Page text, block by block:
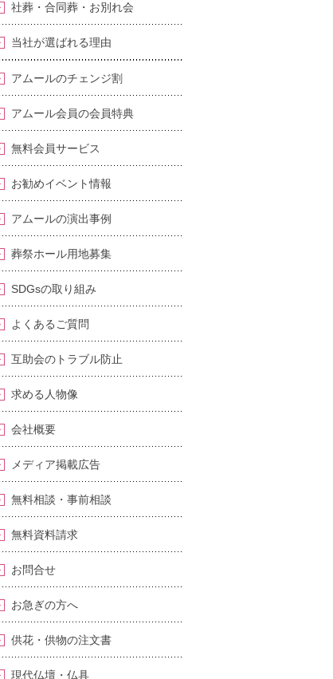
社葬・合同葬・お別れ会
当社が選ばれる理由
アムールのチェンジ割
アムール会員の会員特典
無料会員サービス
お勧めイベント情報
アムールの演出事例
葬祭ホール用地募集
SDGsの取り組み
よくあるご質問
互助会のトラブル防止
求める人物像
会社概要
メディア掲載広告
無料相談・事前相談
無料資料請求
お問合せ
お急ぎの方へ
供花・供物の注文書
現代仏壇・仏具